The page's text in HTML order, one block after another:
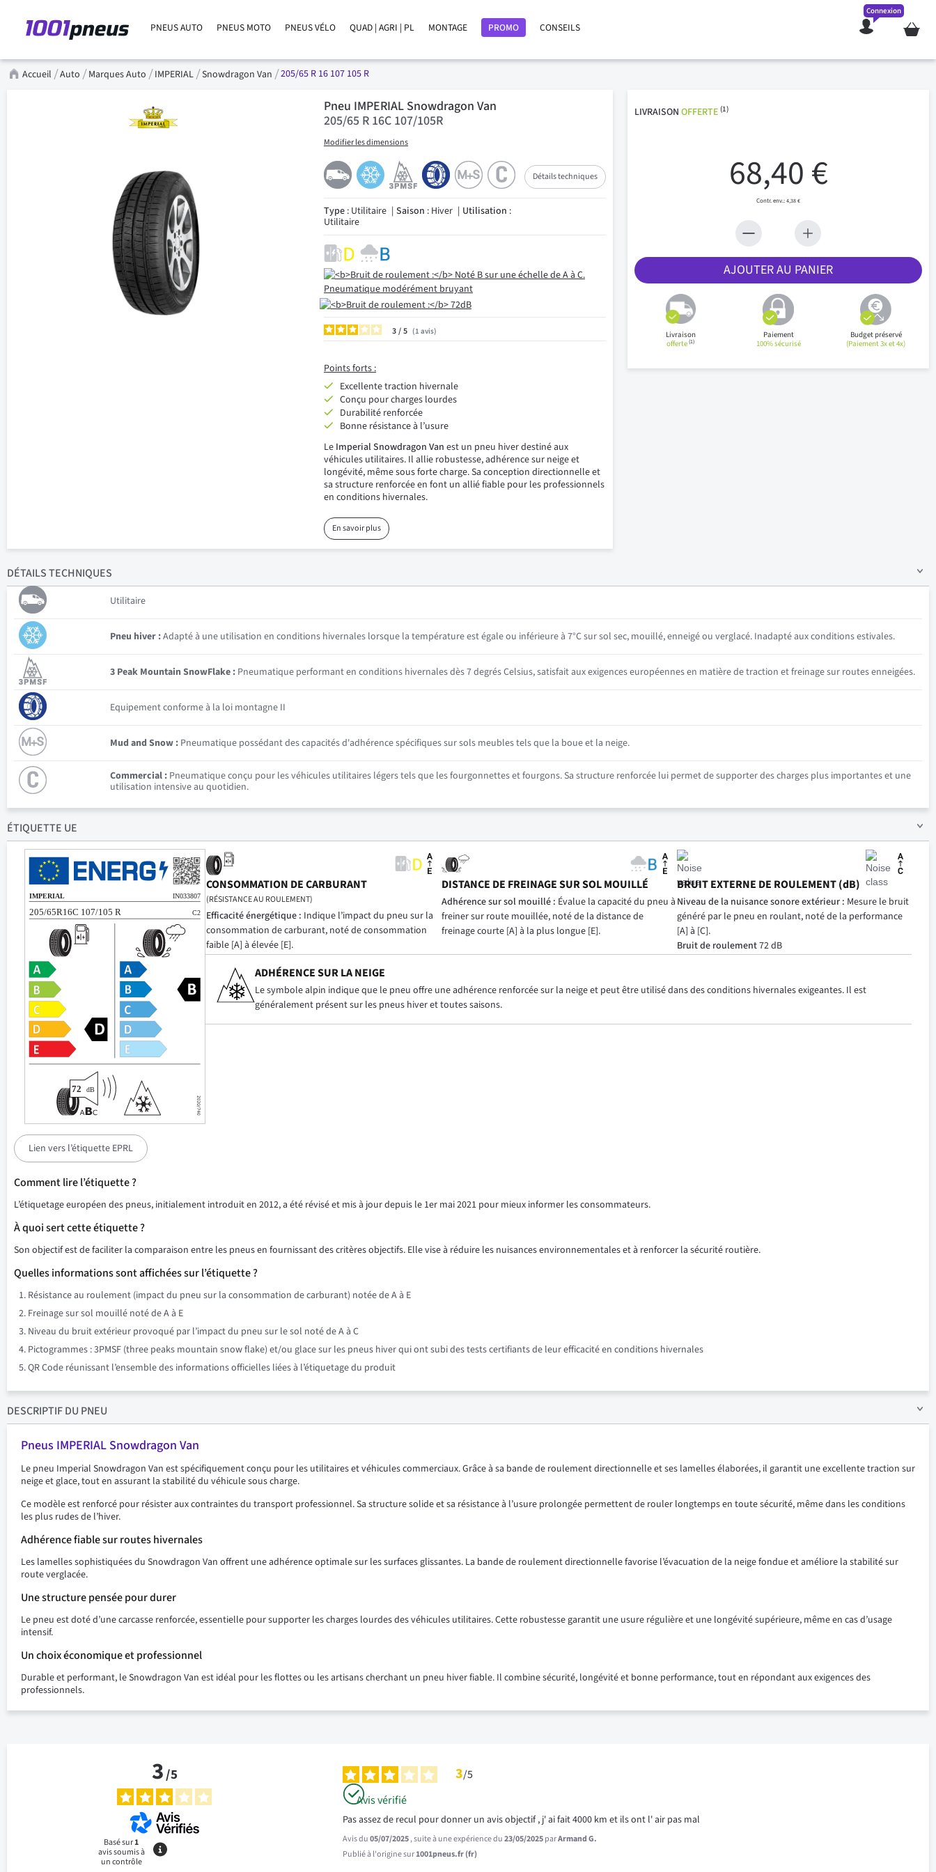
PNEUS AUTO PNEUS MOTO PNEUS VÉLO QUAD | AGRI | PL MONTAGE PROMO CONSEILS Mon
Connexion
Accueil Auto Marques Auto IMPERIAL Snowdragon Van 205/65 R 16 107 105 R
Pneu IMPERIAL Snowdragon Van
205/65 R 16C 107/105R
Modifier les dimensions
Détails techniques
Type: Utilitaire Saison : Hiver Utilisation :
Utilitaire
3/ 1 avis
Points forts :
Excellente traction hivernale
Conçu pour charges lourdes
Durabilité renforcée
Bonne résistance à l’usure
LeImperial Snowdragon Van est un pneu hiver destiné aux
véhicules utilitaires. Il allie robustesse, adhérence sur neige et
longévité, même sous forte charge. Sa conception directionnelle et
sa structure renforcée en font un allié fiable pour les professionnels
en conditions hivernales.
En savoir plus
LIVRAISONOFFERTE (1)
68,40 €
4,38 €
AJOUTER AU PANIER
Livraison
offerte(1)
Paiement
100% sécurisé
Budget préservé
(Paiement 3x et 4x)
DÉTAILSTECHNIQUES
Utilitaire
Pneu hiver :Adapté à une utilisation en conditions hivernales lorsque la température est égale ou inférieure à 7°C sur sol sec, mouillé, enneigé ou verglacé. Inadapté aux conditions estivales.
3 Peak Mountain SnowFlake : Pneumatique performant en conditions hivernales dès 7 degrés Celsius, satisfait aux exigences européennes en matière de traction et freinage sur routes enneigées.
Equipement conforme à la loi montagne II
Mud and Snow : Pneumatique possédant des capacités d'adhérence spécifiques sur sols meubles tels que la boue et la neige.
Commercial : Pneumatique conçu pour les véhicules utilitaires légers tels que les fourgonnettes et fourgons. Sa structure renforcée lui permet de supporter des charges plus importantes et une
utilisation intensive au quotidien.
ÉTIQUETTE UE
CONSOMMATION DE CARBURANT
(RÉSISTANCE AU ROULEMENT)
Efficacité énergétique : Indique l’impact du pneu sur la
consommation de carburant, noté de consommation
faible [A] à élevée [E].
DISTANCE DE FREINAGE SUR SOL MOUILLÉ
Adhérence sur sol mouillé : Évalue la capacité du pneu à
freiner sur route mouillée, noté de la distance de
freinage courte [A] à la plus longue [E].
BRUIT EXTERNE DE ROULEMENT (dB)
Niveau de la nuisance sonore extérieur : Mesure le bruit
généré par le pneu en roulant, noté de la performance
[A] à [C].
Bruit de roulement72 dB
ADHÉRENCE SUR LA NEIGE
Le symbole alpin indique que le pneu offre une adhérence renforcée sur la neige et peut être utilisé dans des conditions hivernales exigeantes. Il est
généralement présent sur les pneus hiver et toutes saisons.
Lien vers l’étiquette EPRL
Comment lire l’étiquette ?
L’étiquetage européen des pneus, initialement introduit en 2012, a été révisé et mis à jour depuis le 1er mai 2021 pour mieux informer les consommateurs.
À quoi sert cette étiquette ?
Son objectif est de faciliter la comparaison entre les pneus en fournissant des critères objectifs. Elle vise à réduire les nuisances environnementales et à renforcer la sécurité routière.
Quelles informations sont affichées sur l’étiquette ?
Résistance au roulement (impact du pneu sur la consommation de carburant) notée de A à E
Freinage sur sol mouillé noté de A à E
Niveau du bruit extérieur provoqué par l’impact du pneu sur le sol noté de A à C
Pictogrammes : 3PMSF (three peaks mountain snow flake) et/ou glace sur les pneus hiver qui ont subi des tests certifiants de leur efficacité en conditions hivernales
QR Code réunissant l’ensemble des informations officielles liées à l’étiquetage du produit
DESCRIPTIFDU PNEU
Pneus IMPERIAL Snowdragon Van
Le pneu Imperial Snowdragon Van est spécifiquement conçu pour les utilitaires et véhicules commerciaux. Grâce à sa bande de roulement directionnelle et ses lamelles élaborées, il garantit une excellente traction sur
neige et glace, tout en assurant la stabilité du véhicule sous charge.
Ce modèle est renforcé pour résister aux contraintes du transport professionnel. Sa structure solide et sa résistance à l’usure prolongée permettent de rouler longtemps en toute sécurité, même dans les conditions
les plus rudes de l’hiver.
Adhérence fiable sur routes hivernales
Les lamelles sophistiquées du Snowdragon Van offrent une adhérence optimale sur les surfaces glissantes. La bande de roulement directionnelle favorise l’évacuation de la neige fondue et améliore la stabilité sur
route verglacée.
Une structure pensée pour durer
Le pneu est doté d’une carcasse renforcée, essentielle pour supporter les charges lourdes des véhicules utilitaires. Cette robustesse garantit une usure régulière et une longévité supérieure, même en cas d’usage
intensif.
Un choix économique et professionnel
Durable et performant, le Snowdragon Van est idéal pour les flottes ou les artisans cherchant un pneu hiver fiable. Il combine sécurité, longévité et bonne performance, tout en répondant aux exigences des
professionnels.
3/5
Basé sur1
avis soumis à
un contrôle
3/5
Avis vérifié
Pas assez de recul pour donner un avis objectif , j' ai fait 4000 km et ils ont l' air pas mal
Avis du05/07/2025, suite à une expérience du23/05/2025parArmand G.
Publié à l'origine sur1001pneus.fr (fr)